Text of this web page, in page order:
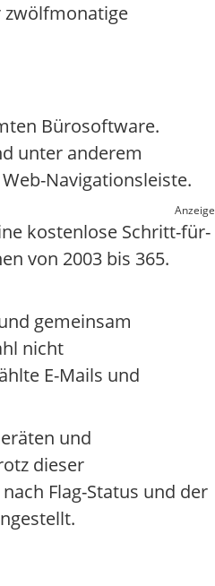
Bürosoftware.
unter anderem
Navigationsleiste.
Anzeige
kostenlose Schritt-für-
von 2003 bis 365.
gemeinsam
nicht
E-Mails und
und
dieser
Flag-Status und der